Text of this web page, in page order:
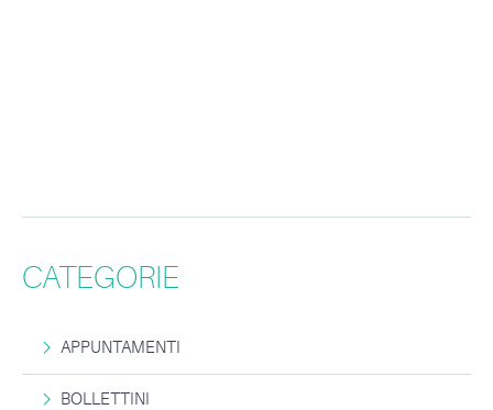
CATEGORIE
APPUNTAMENTI
BOLLETTINI